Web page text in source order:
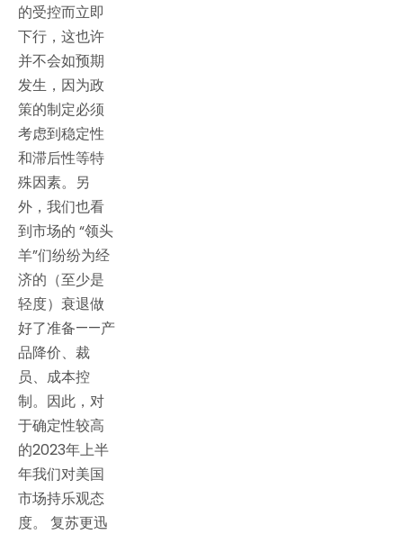
的受控而立即
下行，这也许
并不会如预期
发生，因为政
策的制定必须
考虑到稳定性
和滞后性等特
殊因素。另
外，我们也看
到市场的 “领头
羊”们纷纷为经
济的（至少是
轻度）衰退做
好了准备——产
品降价、裁
员、成本控
制。因此，对
于确定性较高
的2023年上半
年我们对美国
市场持乐观态
度。 复苏更迅